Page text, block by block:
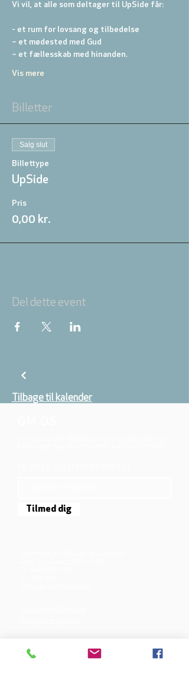
Vi vil, at alle som deltager til UpSide får:
- et rum for lovsang og tilbedelse
– et mødested med Gud
– et fællesskab med hinanden.
Vis mere
Billetter
Salg slut
Billettype
UpSide
Pris
0,00 kr.
Del dette event
Tilbage til kalender
Tilmed dig